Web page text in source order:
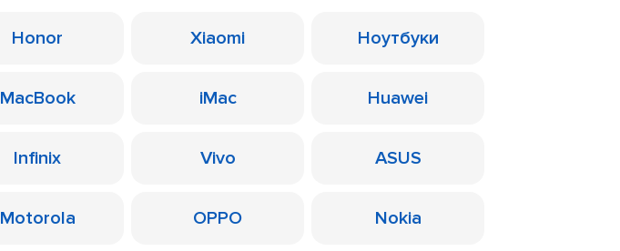
Honor Xiaomi Ноутбуки
MacBook iMac Huawei
Infinix Vivo ASUS
Motorola OPPO Nokia